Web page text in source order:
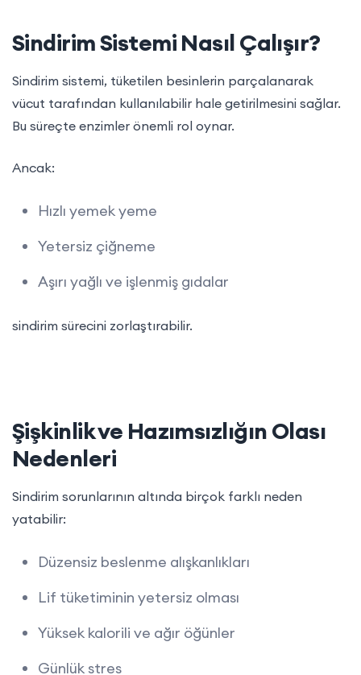
Sindirim Sistemi Nasıl Çalışır?
Sindirim sistemi, tüketilen besinlerin parçalanarak
vücut tarafından kullanılabilir hale getirilmesini sağlar.
Bu süreçte enzimler önemli rol oynar.
Ancak:
Hızlı yemek yeme
Yetersiz çiğneme
Aşırı yağlı ve işlenmiş gıdalar
sindirim sürecini zorlaştırabilir.
Şişkinlik ve Hazımsızlığın Olası
Nedenleri
Sindirim sorunlarının altında birçok farklı neden
yatabilir:
Düzensiz beslenme alışkanlıkları
Lif tüketiminin yetersiz olması
Yüksek kalorili ve ağır öğünler
Günlük stres